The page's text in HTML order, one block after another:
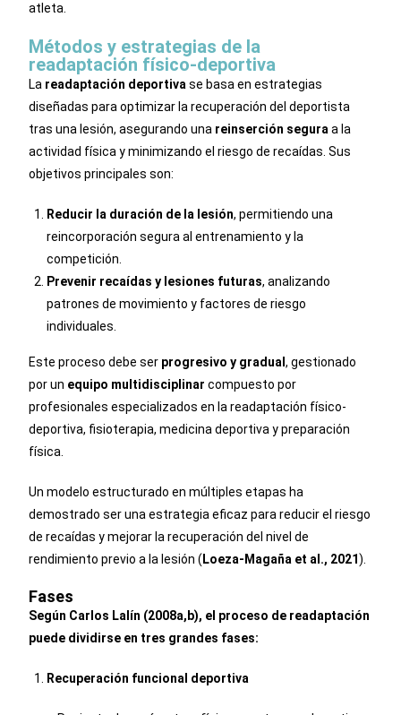
atleta.
Métodos y estrategias de la
readaptación físico-deportiva
La readaptación deportivase basa en estrategias
diseñadas para optimizar la recuperación del deportista
tras una lesión, asegurando una reinserción seguraa la
actividad física y minimizando el riesgo de recaídas. Sus
objetivos principales son:
Reducir la duración de la lesión, permitiendo una
reincorporación segura al entrenamiento y la
competición.
Prevenir recaídas y lesiones futuras, analizando
patrones de movimiento y factores de riesgo
individuales.
Este proceso debe ser progresivo y gradual, gestionado
por un equipo multidisciplinar compuesto por
profesionales especializados en la readaptación físico-
deportiva, fisioterapia, medicina deportiva y preparación
física.
Un modelo estructurado en múltiples etapas ha
demostrado ser una estrategia eficaz para reducir el riesgo
de recaídas y mejorar la recuperación del nivel de
rendimiento previo a la lesión ( Loeza-Magaña et al., 2021).
Fases
Según Carlos Lalín (2008a,b), el proceso de readaptación
puede dividirse en tres grandes fases:
Recuperación funcional deportiva